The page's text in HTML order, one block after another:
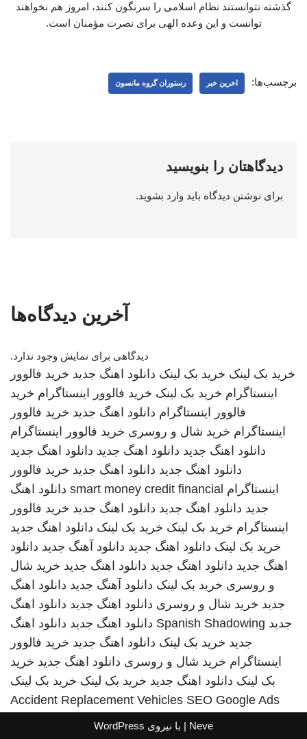
گذشته نتوانستند نظام اسلامی را سرنگون کنند، امروز هم نخواهند
توانست و این وعده الهی برای نصرت مؤمنان است.
برچسب‌ها: اخرین خبر رستوران گروه مانسون
دیدگاهتان را بنویسید
برای نوشتن دیدگاه باید وارد بشوید.
آخرین دیدگاه‌ها
دیدگاهی برای نمایش وجود ندارد.
خرید بک لینک خرید بک لینک دانلود اهنگ جدید خرید فالوور
اینستاگرام خرید بک لینک خرید فالوور اینستاگرام خرید
فالوور اینستاگرام دانلود اهنگ جدید خرید فالوور
اینستاگرام خرید شال و روسری خرید فالوور اینستاگرام
دانلود اهنگ جدید دانلود اهنگ جدید دانلود اهنگ جدید
دانلود اهنگ جدید دانلود اهنگ جدید خرید فالوور
اینستاگرام smart money credit financial دانلود اهنگ
جدید دانلود اهنگ جدید دانلود اهنگ جدید خرید فالوور
اینستاگرام خرید بک لینک خرید بک لینک دانلود اهنگ جدید
خرید بک لینک دانلود اهنگ جدید دانلود آهنگ جدید دانلود
اهنگ جدید دانلود اهنگ جدید دانلود اهنگ جدید خرید شال
و روسری خرید بک لینک دانلود آهنگ جدید دانلود اهنگ
جدید خرید شال و روسری دانلود اهنگ جدید دانلود اهنگ
جدید Spanish Shadowing دانلود اهنگ جدید دانلود اهنگ
جدید خرید بک لینک دانلود اهنگ جدید خرید فالوور
اینستاگرام خرید شال و روسری دانلود اهنگ جدید خرید
بک لینک دانلود اهنگ جدید خرید بک لینک خرید بک لینک
Accident Replacement Vehicles SEO Google Ads
Neve | با نیروی WordPress